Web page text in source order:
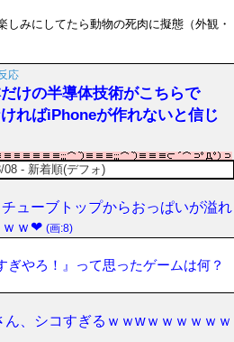
しみにしてたら動物の死肉に擬態（外観・
応
けの半導体技術がこちらで
ればiPhoneが作れないと信じ
08 - 新着順(デフォ)
チューブトップからおっぱいが溢れ
ｗｗ❤ (画:8)
ぎやろ！』って思ったゲームは何？
ん、シコすぎるｗｗwｗｗｗｗｗｗ